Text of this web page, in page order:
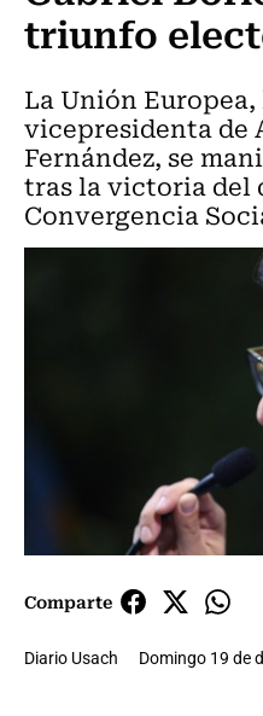
triunfo
La Unión Europea,
vicepresidenta de
Fernández, se
tras la victoria del
Convergencia
Comparte
Diario Usach Domingo 19 de